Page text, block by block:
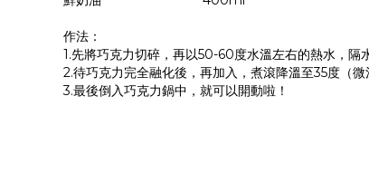
作法：
1.先將巧克力切碎，再以50-60度水溫左右的熱水，隔
2.待巧克力完全融化後，再加入，煮滾降溫至35度（
3.最後倒入巧克力鍋中，就可以開動啦！